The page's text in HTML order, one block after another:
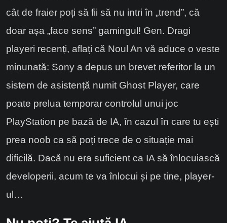
cât de fraier poți să fii să nu intri în „trend”, că
doar așa „face sens” gamingul! Gen. Dragi
playeri recenți, aflați că Noul An vă aduce o veste
minunată: Sony a depus un brevet referitor la un
sistem de asistență numit Ghost Player, care
poate prelua temporar controlul unui joc
PlayStation pe bază de IA, în cazul în care tu ești
prea noob ca să poți trece de o situație mai
dificilă. Dacă nu era suficient ca IA să înlocuiască
developerii, acum te va înlocui și pe tine, player-
ul…